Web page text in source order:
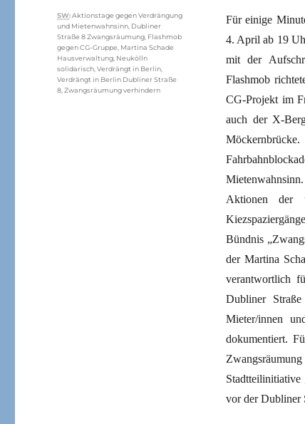
Für einige
4. April ab 19
mit der
Flashmob
CG-Projekt im
auch der X-
Aktionen der
Bündnis
der Martina
verantwortlich
Dubliner
Mieter/innen
dokumentiert.
vor der Dubliner
Schlagwörter
SW:Aktionstage gegen Verdrängung
und Mietenwahnsinn Dubliner
Straße 8 Zwangsräumung Flashmob
gegen CG-Gruppe Martina Schade
Hausverwaltung Neukölln
solidarisch ,Verdrängt in Berlin
Verdrängt in Berlin Dubliner Straße
8 ,Zwangsräumung verhindern